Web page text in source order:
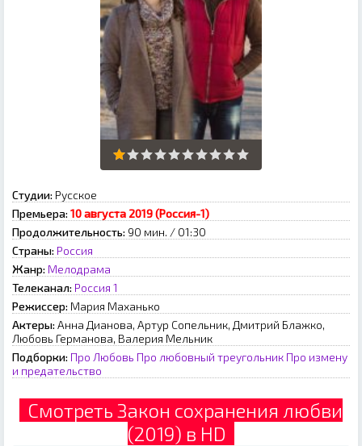
Студии: Русское
Премьера: 10 августа 2019 (Россия-1)
Продолжительность: 90 мин. / 01:30
Страны: Россия
Жанр: Мелодрама
Телеканал: Россия 1
Режиссер: Мария Маханько
Актеры: Анна Дианова, Артур Сопельник, Дмитрий Блажко,
Любовь Германова, Валерия Мельник
Подборки: Про Любовь Про любовный треугольник Про измену
и предательство
Смотреть Закон сохранения любви
(2019) в HD